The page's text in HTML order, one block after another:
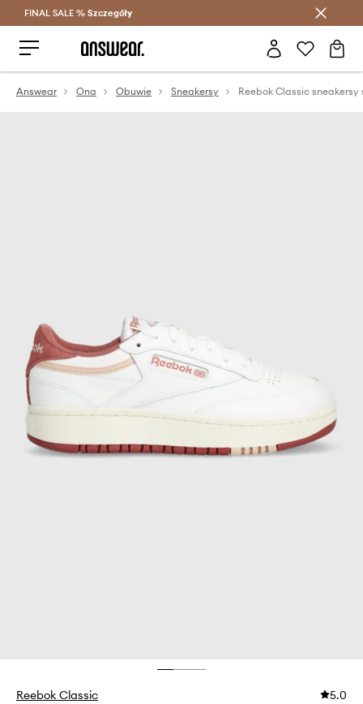
Oszczędzaj z Answear Club >
FINAL SALE % Szczegóły
Answear Ona Obuwie Sneakersy
Reebok Classic 5.0